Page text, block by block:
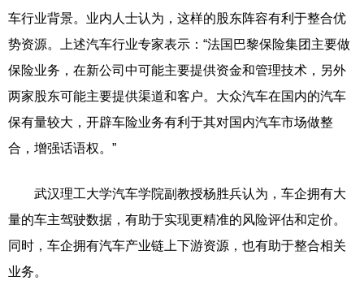
车行业背景。业内人士认为，这样的股东阵容有利于整合优
势资源。上述汽车行业专家表示：“法国巴黎保险集团主要做
保险业务，在新公司中可能主要提供资金和管理技术，另外
两家股东可能主要提供渠道和客户。大众汽车在国内的汽车
保有量较大，开辟车险业务有利于其对国内汽车市场做整
合，增强话语权。”
武汉理工大学汽车学院副教授杨胜兵认为，车企拥有大
量的车主驾驶数据，有助于实现更精准的风险评估和定价。
同时，车企拥有汽车产业链上下游资源，也有助于整合相关
业务。